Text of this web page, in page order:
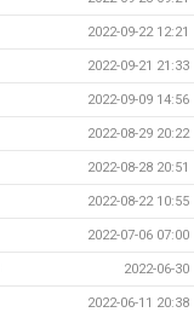
2022-09-22 12:21
2022-09-21 21:33
2022-09-09 14:56
2022-08-29 20:22
2022-08-28 20:51
2022-08-22 10:55
2022-07-06 07:00
2022-06-30
2022-06-11 20:38